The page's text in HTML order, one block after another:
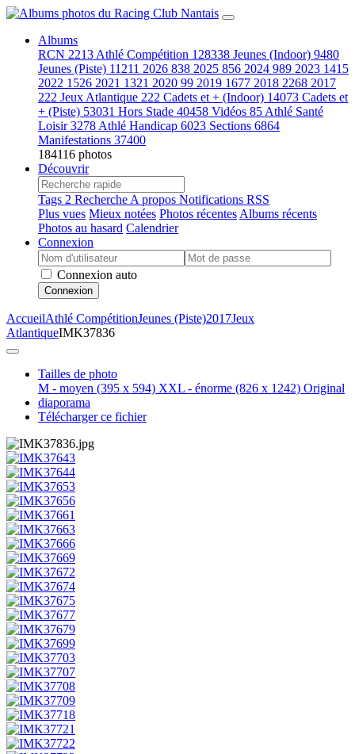
Albums
RCN 2213 Athlé Compétition 128338 Jeunes (Indoor) 9480
Jeunes (Piste) 11211 2026 838 2025 856 2024 989 2023 1415
2022 1526 2021 1321 2020 99 2019 1677 2018 2268 2017
222 Jeux Atlantique 222 Cadets et + (Indoor) 14073 Cadets et
+ (Piste) 53031 Hors Stade 40458 Vidéos 85 Athlé Santé
Loisir3278 Athlé Handicap 6023 Sections 6864
Manifestations 37400
184116 photos
Découvrir
Tags 2 Recherche A propos Notifications RSS
Plus vues Mieux notées Photos récentes Albums récents
Photos au hasard Calendrier
Connexion
Connexion auto
Connexion
AccueilAthlé CompétitionJeunes (Piste)2017Jeux
AtlantiqueIMK37836
Tailles de photo
M - moyen (395 x 594) XXL - énorme (826 x 1242) Original
diaporama
Télécharger ce fichier